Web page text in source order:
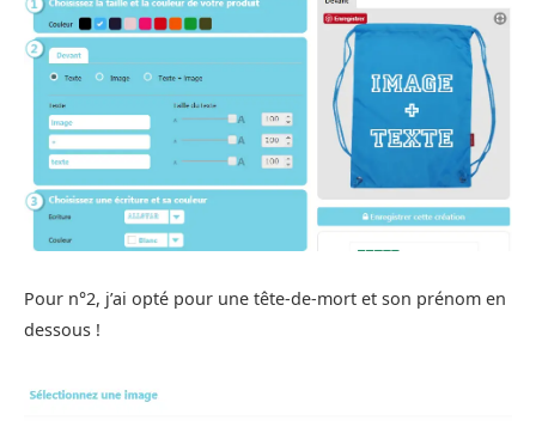
Pour n°2, j’ai opté pour une tête-de-mort et son prénom en
dessous !